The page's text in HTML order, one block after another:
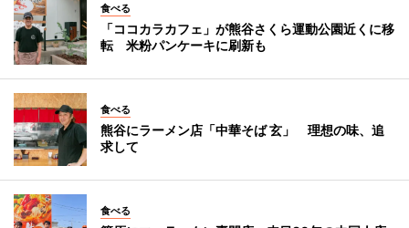
食べる
「ココカラカフェ」が熊谷さくら運動公園近くに移
転 米粉パンケーキに刷新も
食べる
熊谷にラーメン店「中華そば 玄」 理想の味、追
求して
食べる